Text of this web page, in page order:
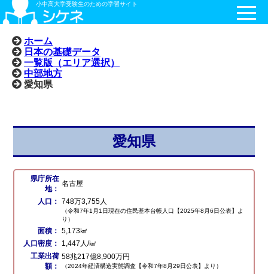
小中高大学受験生のための学習サイト
ホーム
日本の基礎データ
一覧版（エリア選択）
中部地方
愛知県
愛知県
県庁所在
地：
名古屋
人口： 748万3,755人
（令和7年1月1日現在の住民基本台帳人口【2025年8月6日公表】よ
り）
面積： 5,173㎢
人口密度：
1,447人/㎢
工業出荷
額：
58兆217億8,900万円
（2024年経済構造実態調査【令和7年8月29日公表】より）